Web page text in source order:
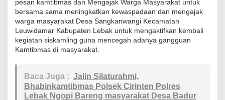
w
i
d
a
r
P
pesan kamtibmas dan Mengajak Warga Masyarakat untuk
bersama sama meningkatkan kewaspadaan dan mengajak
warga masyarakat Desa Sangkanwangi Kecamatan
Leuwidamar Kabupaten Lebak untuk mengaktifkan kembali
kegiatan siskamling guna mencegah adanya gangguan
Kamtibmas di masyarakat.
Baca Juga : Jalin Silaturahmi,
Bhabinkamtibmas Polsek Cirinten Polres
Lebak Ngopi Bareng masyarakat Desa Badur